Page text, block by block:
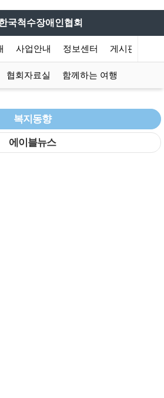
국척수장애인협회
사업안내 정보센터 게시판
협회자료실 함께하는 여행
복지동향
에이블뉴스